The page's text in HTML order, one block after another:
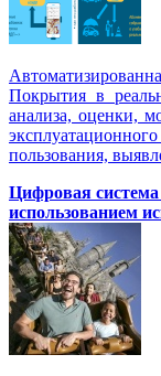
Покрытия в
анализа, оценки,
пользования,
Цифровая
использованием